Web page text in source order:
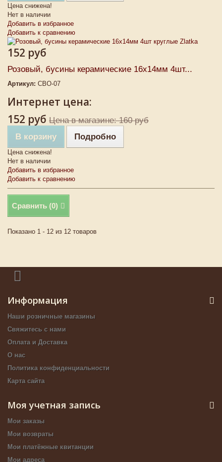
Цена снижена!
Нет в наличии
Добавить в избранное
Добавить к сравнению
152 руб
Розовый, бусины керамические 16х14мм 4шт...
Артикул: CBO-07
Интернет цена:
152 руб Цена в магазине: 160 руб
В корзину
Подробно
Цена снижена!
Нет в наличии
Добавить в избранное
Добавить к сравнению
Сравнить (0)
Показано 1 - 12 из 12 товаров
Информация
Наши розничные магазины
Свяжитесь с нами
Оплата и Доставка
О нас
Политика конфиденциальности
Карта сайта
Моя учетная запись
Мои заказы
Мои возвраты
Мои платёжные квитанции
Мои адреса